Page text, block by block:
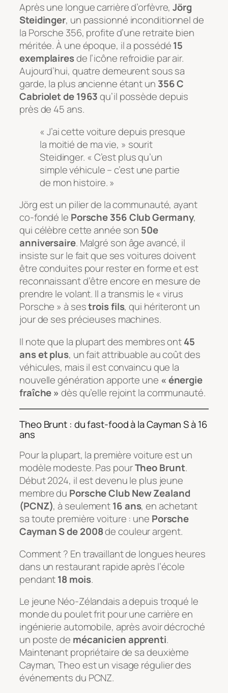
Après une longue carrière d’orfèvre,Jörg
Steidinger, un passionné inconditionnel de
la Porsche 356, profite d’une retraite bien
méritée. À une époque, il a possédé15
exemplairesde l’icône refroidie par air.
Aujourd’hui, quatre demeurent sous sa
garde, la plus ancienne étant un 356 C
Cabriolet de 1963qu’il possède depuis
près de 45 ans.
« J’ai cette voiture depuis presque
la moitié de ma vie, » sourit
Steidinger. « C’est plus qu’un
simple véhicule – c’est une partie
de mon histoire. »
Jörg est un pilier de la communauté, ayant
co-fondé le Porsche 356 Club Germany,
qui célèbre cette année son 50e
anniversaire. Malgré son âge avancé, il
insiste sur le fait que ses voitures doivent
être conduites pour rester en forme et est
reconnaissant d’être encore en mesure de
prendre le volant. Il a transmis le « virus
Porsche » à sestrois fils, qui hériteront un
jour de ses précieuses machines.
Il note que la plupart des membres ont45
ans et plus, un fait attribuable au coût des
véhicules, mais il est convaincu que la
nouvelle génération apporte une « énergie
fraîche » dès qu’elle rejoint la communauté.
Theo Brunt : du fast-food à la Cayman S à 16
ans
Pour la plupart, la première voiture est un
modèle modeste. Pas pourTheo Brunt.
Début 2024, il est devenu le plus jeune
membre du Porsche Club New Zealand
(PCNZ), à seulement16 ans, en achetant
sa toute première voiture : une Porsche
Cayman S de 2008de couleur argent.
Comment ? En travaillant de longues heures
dans un restaurant rapide après l’école
pendant18 mois.
Le jeune Néo-Zélandais a depuis troqué le
monde du poulet frit pour une carrière en
ingénierie automobile, après avoir décroché
un poste de mécanicien apprenti.
Maintenant propriétaire de sa deuxième
Cayman, Theo est un visage régulier des
événements du PCNZ.